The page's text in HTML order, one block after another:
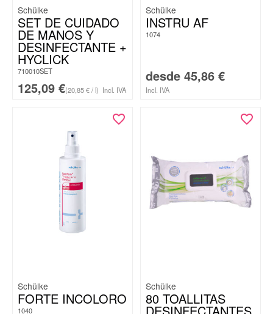
Schülke
SET DE CUIDADO
DE MANOS Y
DESINFECTANTE +
HYCLICK
710010SET
125,09 €(20,85 € / l) Incl. IVA
Schülke
INSTRU AF
1074
desde 45,86 €
Incl. IVA
Schülke
FORTE INCOLORO
1040
Schülke
80 TOALLITAS